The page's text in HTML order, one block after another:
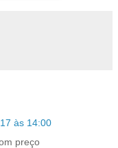
às 14:00
preço